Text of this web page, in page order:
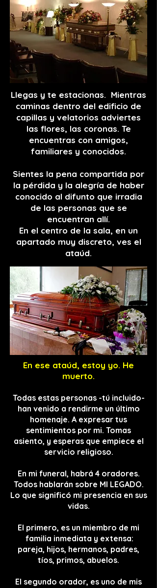
Llegas y te estacionas. Mientras
caminas dentro del edificio de
capillas y velatorios adviertes
las flores, las coronas. Te
encuentras con amigos,
familiares y conocidos.
Sientes la pena compartida por
la pérdida y la alegría de haber
conocido al difunto que irradia
de las personas que se
encuentran allí.
En el centro de la sala, en un
apartado muy discreto, ves el
ataúd.
En ese ataúd, estoy yo. He
muerto.
Todas estas personas -tú incluido-
han venido a rendirme un último
homenaje. A expresar tus
sentimientos por mi. Tomas
asiento, y esperas que empiece el
servicio religioso.
En mi funeral, habrá 4 oradores.
Todos hablarán sobre MI LEGADO.
Lo que significó mi presencia en sus
vidas.
El primero, es un miembro de mi
familia inmediata y extensa:
pareja, hijos, hermanos, padres,
tíos, primos, abuelos.
El segundo orador, es uno de mis